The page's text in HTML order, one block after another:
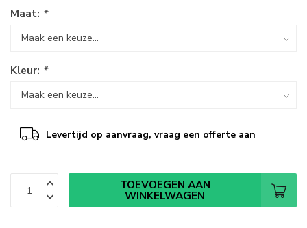
Maat: *
Kleur: *
Levertijd op aanvraag, vraag een offerte aan
TOEVOEGEN AAN
WINKELWAGEN